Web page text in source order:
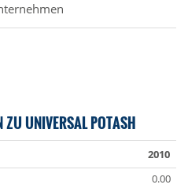
ZU UNIVERSAL POTASH
2010
0.00